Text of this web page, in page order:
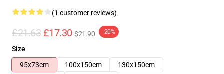
(1 customer reviews)
£21.63 £17.30 $21.90 -20%
Size
95x73cm
100x150cm
130x150cm